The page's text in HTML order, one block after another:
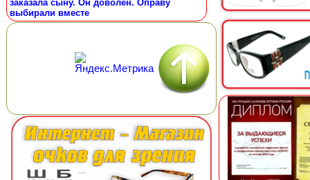
заказала сыну. Он доволен. Оправу
выбирали вместе